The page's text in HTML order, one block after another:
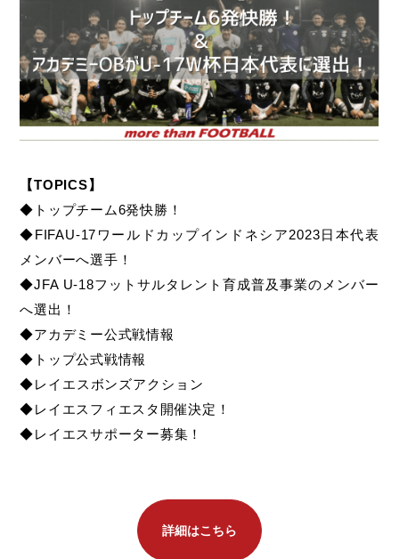
【TOPICS】
◆トップチーム6発快勝！
◆FIFAU-17ワールドカップインドネシア2023日本代表
メンバーへ選手！
◆JFA U-18フットサルタレント育成普及事業のメンバー
へ選出！
◆アカデミー公式戦情報
◆トップ公式戦情報
◆レイエスボンズアクション
◆レイエスフィエスタ開催決定！
◆レイエスサポーター募集！
詳細はこちら